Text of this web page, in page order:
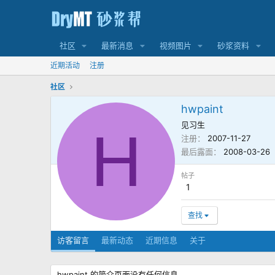
社区 最新消息 视频图片 砂浆资料
近期活动 注册
社区
H
hwpaint
见习生
注册
2007-11-27
最后露面
2008-03-26
帖子
1
查找
访客留言 最新动态 近期信息 关于